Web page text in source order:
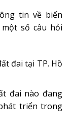
tin về biến
số câu hỏi
đai tại TP. Hồ
đai nào đang
triển trong